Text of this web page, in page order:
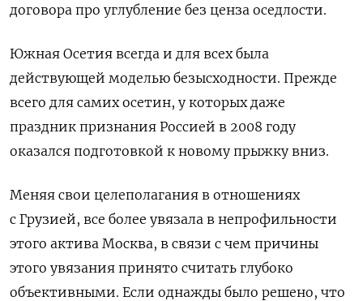
договора про углубление без ценза оседлости.
Южная Осетия всегда и для всех была
действующей моделью безысходности. Прежде
всего для самих осетин, у которых даже
праздник признания Россией в 2008 году
оказался подготовкой к новому прыжку вниз.
Меняя свои целеполагания в отношениях
с Грузией, все более увязала в непрофильности
этого актива Москва, в связи с чем причины
этого увязания принято считать глубоко
объективными. Если однажды было решено, что